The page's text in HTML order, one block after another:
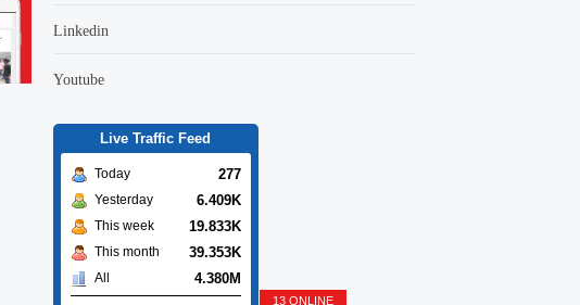
Linkedin
Youtube
Live Traffic Feed
Today 277
Yesterday 6.409K
This week 19.833K
This month 39.353K
All 4.380M
13 ONLINE